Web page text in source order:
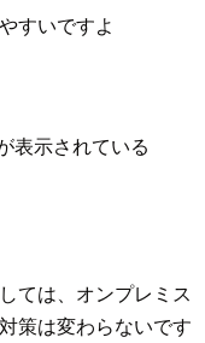
すいですよ
表示されている
ては、オンプレミス
策は変わらないです